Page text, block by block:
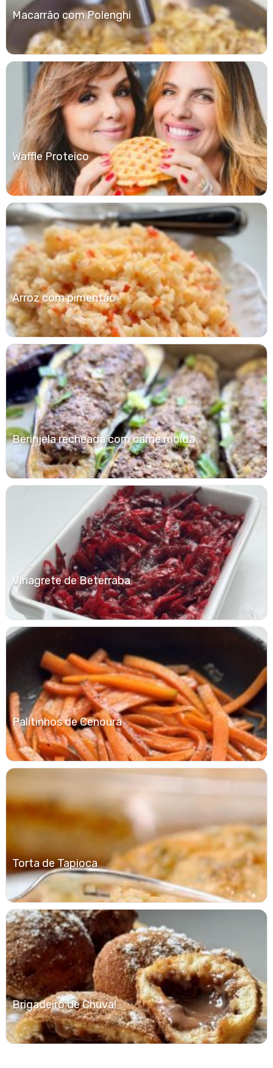
Macarrão com Polenghi
Waffle Proteico
Arroz com pimentão
Berinjela recheada com carne moída
Vinagrete de Beterraba
Palitinhos de Cenoura
Torta de Tapioca
Brigadeiro de Chuva!